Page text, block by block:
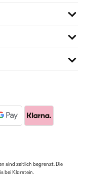
sind zeitlich begrenzt. Die
bei Klarstein.